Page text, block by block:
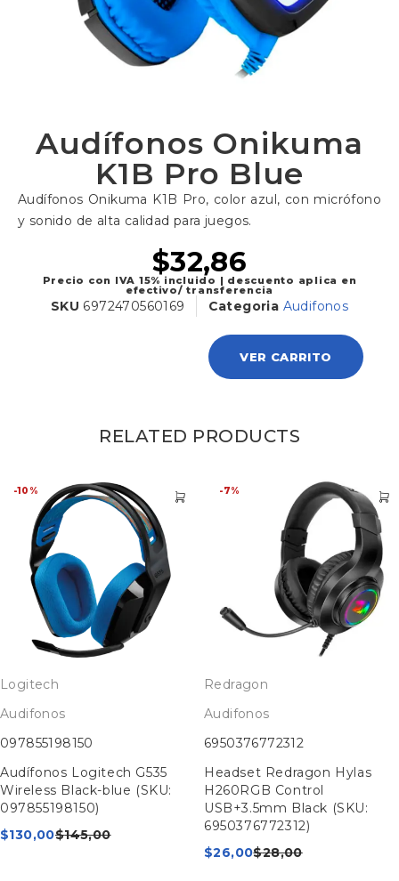
Audífonos Onikuma
K1B Pro Blue
Audífonos Onikuma K1B Pro, color azul, con micrófono
y sonido de alta calidad para juegos.
$32,86
Precio con IVA 15% incluido | descuento aplica en
efectivo/ transferencia
SKU 6972470560169 Categoria Audifonos
VER CARRITO
RELATED PRODUCTS
-10%
Logitech
Audifonos
097855198150
Audífonos Logitech G535
Wireless Black-blue (SKU:
097855198150)
$145,00
$130,00
-7%
Redragon
Audifonos
6950376772312
Headset Redragon Hylas
H260RGB Control
USB+3.5mm Black (SKU:
6950376772312)
$28,00
$26,00